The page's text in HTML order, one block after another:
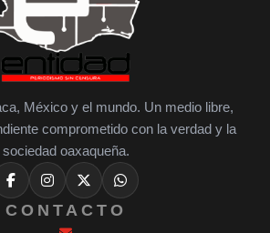
México y el mundo. Un medio libre,
comprometido con la verdad y la
sociedad oaxaqueña.
CONTACTO